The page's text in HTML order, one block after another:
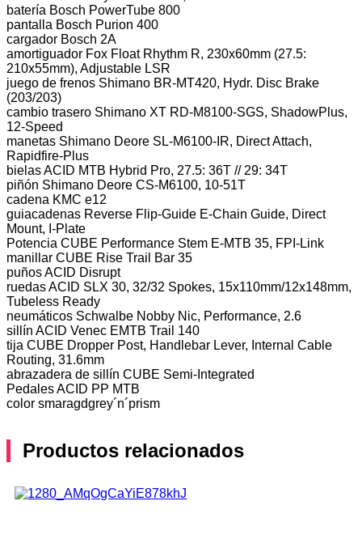
batería Bosch PowerTube 800
pantalla Bosch Purion 400
cargador Bosch 2A
amortiguador Fox Float Rhythm R, 230x60mm (27.5:
210x55mm), Adjustable LSR
juego de frenos Shimano BR-MT420, Hydr. Disc Brake
(203/203)
cambio trasero Shimano XT RD-M8100-SGS, ShadowPlus,
12-Speed
manetas Shimano Deore SL-M6100-IR, Direct Attach,
Rapidfire-Plus
bielas ACID MTB Hybrid Pro, 27.5: 36T // 29: 34T
piñón Shimano Deore CS-M6100, 10-51T
cadena KMC e12
guiacadenas Reverse Flip-Guide E-Chain Guide, Direct
Mount, I-Plate
Potencia CUBE Performance Stem E-MTB 35, FPI-Link
manillar CUBE Rise Trail Bar 35
puños ACID Disrupt
ruedas ACID SLX 30, 32/32 Spokes, 15x110mm/12x148mm,
Tubeless Ready
neumáticos Schwalbe Nobby Nic, Performance, 2.6
sillín ACID Venec EMTB Trail 140
tija CUBE Dropper Post, Handlebar Lever, Internal Cable
Routing, 31.6mm
abrazadera de sillín CUBE Semi-Integrated
Pedales ACID PP MTB
color smaragdgrey´n´prism
Productos relacionados